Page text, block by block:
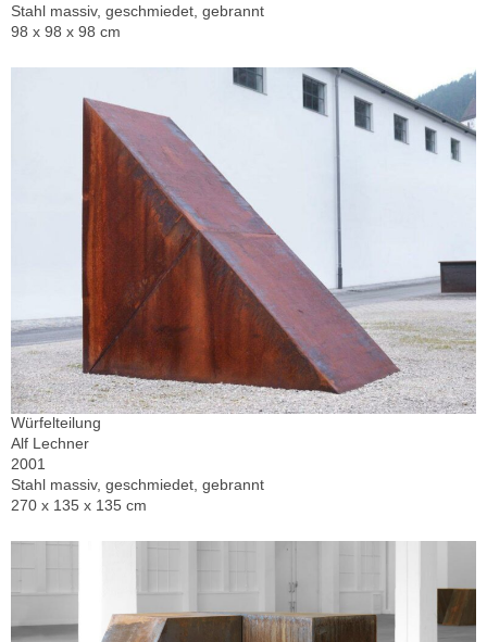
Stahl massiv, geschmiedet, gebrannt
98 x 98 x 98 cm
Würfelteilung
Alf Lechner
2001
Stahl massiv, geschmiedet, gebrannt
270 x 135 x 135 cm